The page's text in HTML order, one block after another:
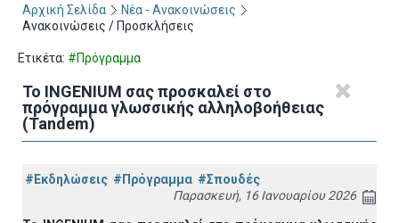
Αρχική Σελίδα
Νέα - Ανακοινώσεις
Ανακοινώσεις / Προσκλήσεις
Ετικέτα: #Πρόγραμμα
Το INGENIUM σας προσκαλεί στο
πρόγραμμα γλωσσικής αλληλοβοήθειας
(Tandem)
#Εκδηλώσεις #Πρόγραμμα #Σπουδές
Παρασκευή, 16 Ιανουαρίου 2026